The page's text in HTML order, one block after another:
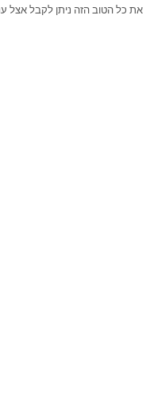
את כל הטוב הזה ניתן לקבל אצל ענת